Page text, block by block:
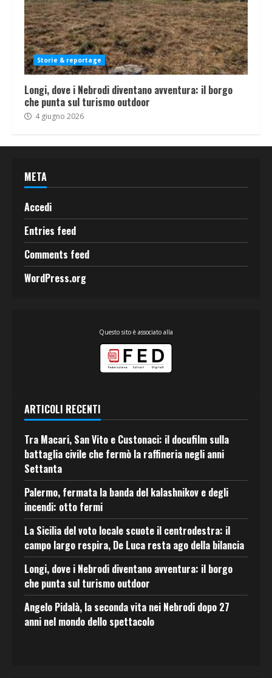
Storie & reportage
Longi, dove i Nebrodi diventano avventura: il borgo
che punta sul turismo outdoor
4 giugno 2026
META
Accedi
Entries feed
Comments feed
WordPress.org
Questo sito è associato alla
ARTICOLI RECENTI
Tra Macari, San Vito e Custonaci: il docufilm sulla
battaglia civile che fermò la raffineria negli anni
Settanta
Palermo, fermata la banda del kalashnikov e degli
incendi: otto fermi
La Sicilia del voto locale scuote il centrodestra: il
campo largo respira, De Luca resta ago della bilancia
Longi, dove i Nebrodi diventano avventura: il borgo
che punta sul turismo outdoor
Angelo Pidalà, la seconda vita nei Nebrodi dopo 27
anni nel mondo dello spettacolo